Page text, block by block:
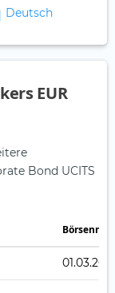
Deutsch
EUR
Bond UCITS